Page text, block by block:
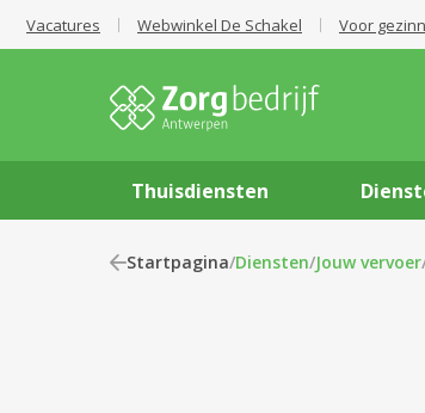
Vacatures Webwinkel De Schakel Voor
Thuisdiensten
Startpagina/Diensten/Jouw vervoer